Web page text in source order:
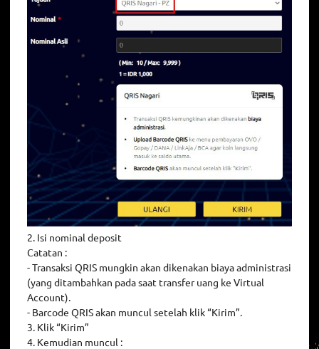
2. Isi nominal deposit
Catatan :
- Transaksi QRIS mungkin akan dikenakan biaya administrasi
(yang ditambahkan pada saat transfer uang ke Virtual
Account).
- Barcode QRIS akan muncul setelah klik “Kirim”.
3. Klik “Kirim”
4. Kemudian muncul :